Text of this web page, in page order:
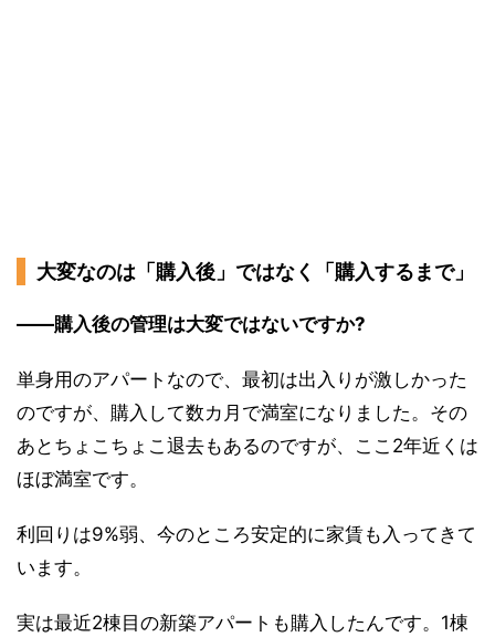
大変なのは「購入後」ではなく「購入するまで」
――購入後の管理は大変ではないですか?
単身用のアパートなので、最初は出入りが激しかった
のですが、購入して数カ月で満室になりました。その
あとちょこちょこ退去もあるのですが、ここ2年近くは
ほぼ満室です。
利回りは9%弱、今のところ安定的に家賃も入ってきて
います。
実は最近2棟目の新築アパートも購入したんです。1棟